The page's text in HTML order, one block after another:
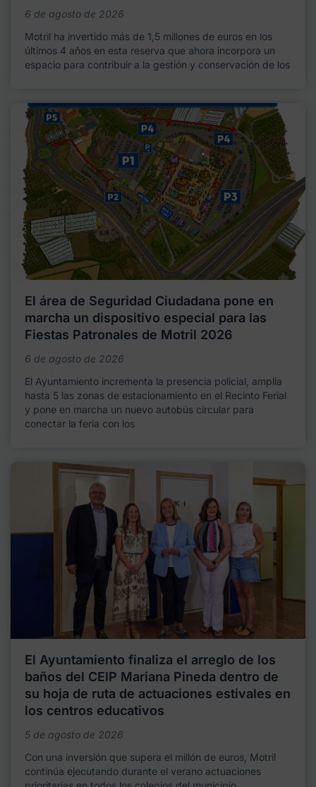
6 de agosto de 2026
Motril ha invertido más de 1,5 millones de euros en los
últimos 4 años en esta reserva que ahora incorpora un
espacio para contribuir a la gestión y conservación de los
El área de Seguridad Ciudadana pone en
marcha un dispositivo especial para las
Fiestas Patronales de Motril 2026
6 de agosto de 2026
El Ayuntamiento incrementa la presencia policial, amplía
hasta 5 las zonas de estacionamiento en el Recinto Ferial
y pone en marcha un nuevo autobús circular para
conectar la feria con los
El Ayuntamiento finaliza el arreglo de los
baños del CEIP Mariana Pineda dentro de
su hoja de ruta de actuaciones estivales en
los centros educativos
5 de agosto de 2026
Con una inversión que supera el millón de euros, Motril
continúa ejecutando durante el verano actuaciones